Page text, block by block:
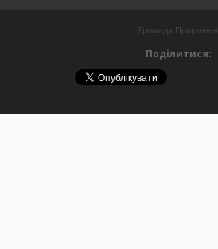
Громада Приірпіння
Поділитися: